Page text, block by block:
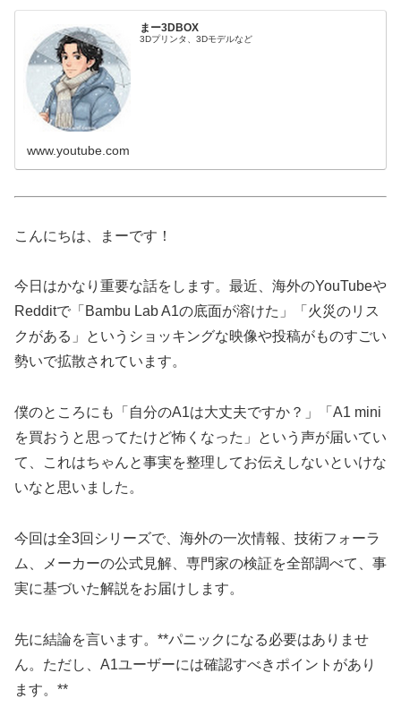
まー3DBOX
3Dプリンタ、3Dモデルなど
www.youtube.com
こんにちは、まーです！
今日はかなり重要な話をします。最近、海外のYouTubeや
Redditで「Bambu Lab A1の底面が溶けた」「火災のリス
クがある」というショッキングな映像や投稿がものすごい
勢いで拡散されています。
僕のところにも「自分のA1は大丈夫ですか？」「A1 mini
を買おうと思ってたけど怖くなった」という声が届いてい
て、これはちゃんと事実を整理してお伝えしないといけな
いなと思いました。
今回は全3回シリーズで、海外の一次情報、技術フォーラ
ム、メーカーの公式見解、専門家の検証を全部調べて、事
実に基づいた解説をお届けします。
先に結論を言います。**パニックになる必要はありませ
ん。ただし、A1ユーザーには確認すべきポイントがあり
ます。**